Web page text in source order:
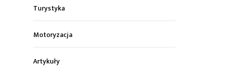
Turystyka
Motoryzacja
Artykuły